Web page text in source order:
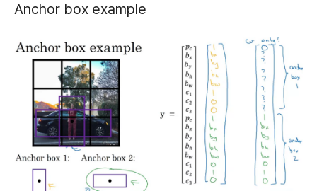
Anchor box example